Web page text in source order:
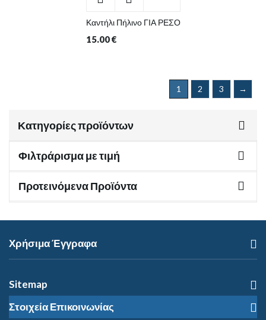
Καντήλι Πήλινο ΓΙΑ ΡΕΣΟ
15.00€
1 2 3 →
Κατηγορίες προϊόντων
Φιλτράρισμα με τιμή
Προτεινόμενα Προϊόντα
Χρήσιμα Έγγραφα
Sitemap
Στοιχεία Επικοινωνίας